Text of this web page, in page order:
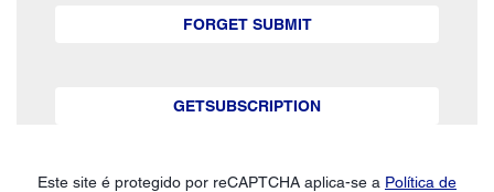
FORGET SUBMIT
GETSUBSCRIPTION
Este site é protegido por reCAPTCHA aplica-se a Política de